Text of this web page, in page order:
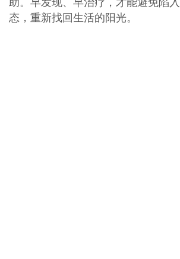
助。早发现、早治疗，才能避免陷
态，重新找回生活的阳光。